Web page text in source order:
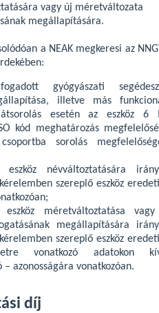
vagy új méretváltozata
megállapítására.
a NEAK megkeresi az
gyógyászati
illetve más
esetén az eszköz 6
kód meghatározás
sorolás
névváltoztatására
szereplő eszköz
méretváltoztatása
megállapítására
szereplő eszköz
vonatkozó adatokon
azonosságára vonatkozóan.
díj